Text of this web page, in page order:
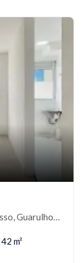
Guarulhos-SP
42 m²